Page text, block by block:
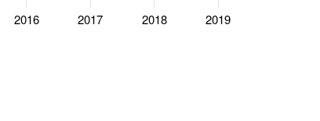
2016 2017 2018 2019